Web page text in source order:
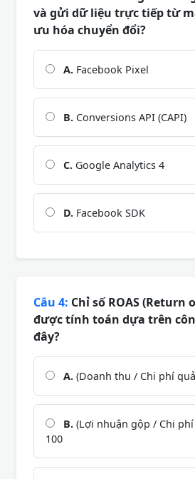
và gửi dữ liệu trực tiếp từ
ưu hóa chuyển đổi?
A. Facebook Pixel
B. Conversions API (CAPI)
C. Google Analytics 4
D. Facebook SDK
Câu 4: Chỉ số ROAS (Return
được tính toán dựa trên
đây?
A. (Doanh thu / Chi phí
B. (Lợi nhuận gộp / Chi
100